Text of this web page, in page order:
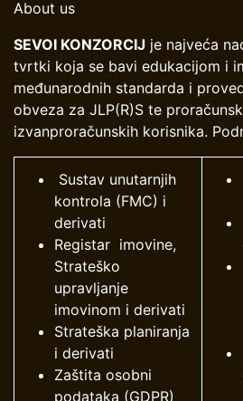
About us
SEVOI KONZORCIJ je najveća
tvrtki koja se bavi edukacijom i
međunarodnih standarda i
obveza za JLP(R)S te
izvanproračunskih korisnika.
Sustav unutarnjih
kontrola (FMC) i
derivati
Registar imovine,
Strateško
upravljanje
imovinom i derivati
Strateška planiranja
i derivati
Zaštita osobni
podataka (GDPR)